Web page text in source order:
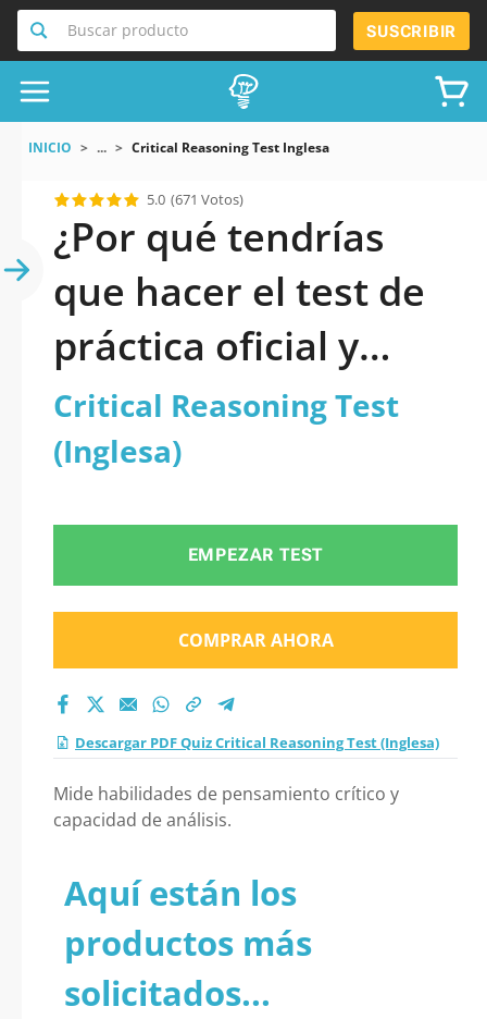
Buscar producto SUSCRIBIR
INICIO ... Critical Reasoning Test Inglesa
5.0 (671 Votos)
¿Por qué tendrías
que hacer el test de
práctica oficial y
actualizado de
Critical Reasoning
Critical Reasoning Test
(Inglesa)
EMPEZAR TEST
COMPRAR AHORA
Descargar PDF Quiz Critical Reasoning Test (Inglesa)
Mide habilidades de pensamiento crítico y
capacidad de análisis.
Aquí están los
productos más
solicitados...